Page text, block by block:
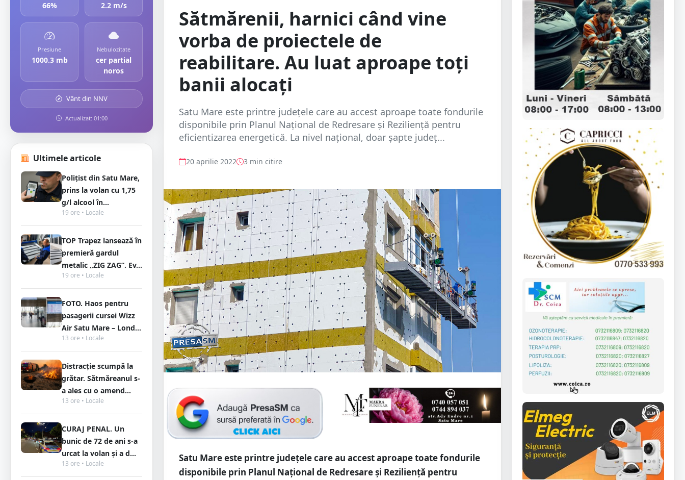
66% 2.2 m/s
Presiune
1000.3 mb
Nebulozitate
cer partial
noros
Vânt din NNV
Actualizat: 01:00
Ultimele articole
Polițist din Satu Mare,
prins la volan cu 1,75
g/l alcool în...
19 ore • Locale
TOP Trapez lansează în
premieră gardul
metalic „ZIG ZAG”. Ev...
19 ore • Locale
FOTO. Haos pentru
pasagerii cursei Wizz
Air Satu Mare – Lond...
13 ore • Locale
Distracție scumpă la
grătar. Sătmăreanul s-
a ales cu o amend...
13 ore • Locale
CURAJ PENAL. Un
bunic de 72 de ani s-a
urcat la volan și a d...
13 ore • Locale
Sătmărenii, harnici când vine
vorba de proiectele de
reabilitare. Au luat aproape toți
banii alocați
Satu Mare este printre județele care au accest aproape toate fondurile
disponibile prin Planul Naţional de Redresare şi Rezilienţă pentru
eficientizarea energetică. La nivel național, doar șapte județ...
20 aprilie 2022 3 min citire
Satu Mare este printre județele care au accest aproape toate fondurile
disponibile prin Planul Naţional de Redresare şi Rezilienţă pentru